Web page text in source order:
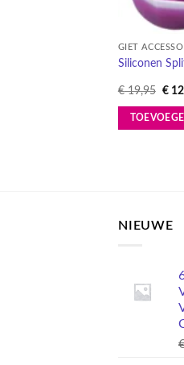
GIET
Siliconen
€19,95
was:
€
€
NIEUWE